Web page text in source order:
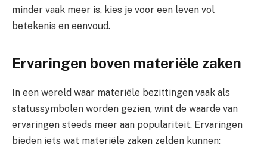
minder vaak meer is, kies je voor een leven vol
betekenis en eenvoud.
Ervaringen boven materiële zaken
In een wereld waar materiële bezittingen vaak als
statussymbolen worden gezien, wint de waarde van
ervaringen steeds meer aan populariteit. Ervaringen
bieden iets wat materiële zaken zelden kunnen: